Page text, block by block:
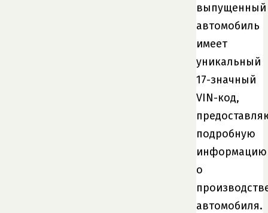
выпущенный
автомобиль
имеет
уникальный
17-значный
VIN-код,
подробную
информацию
о
автомобиля.